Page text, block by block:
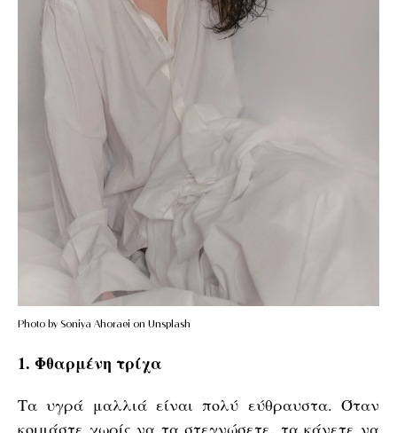
Photo by Soniya Ahoraei on Unsplash
1. Φθαρμένη τρίχα
Τα υγρά μαλλιά είναι πολύ εύθραυστα. Όταν
κοιμάστε χωρίς να τα στεγνώσετε, τα κάνετε να